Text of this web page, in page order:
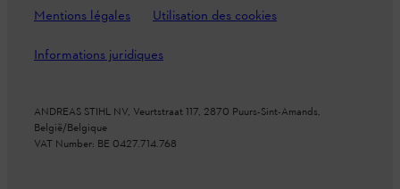
Mentions légales Utilisation des cookies
Informations juridiques
ANDREAS STIHL NV, Veurtstraat 117, 2870 Puurs-Sint-Amands,
België/Belgique
VAT Number: BE 0427.714.768